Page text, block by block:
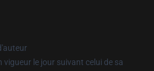
vigueur le jour suivant celui de sa